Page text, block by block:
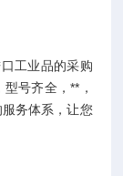
工业品的采购
号齐全，**，
务体系，让您